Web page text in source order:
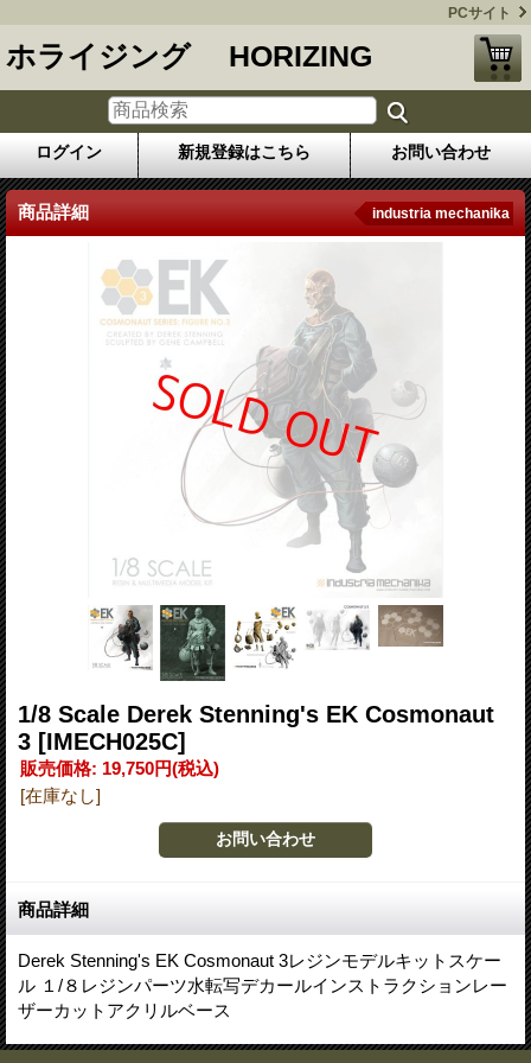
PCサイト
ホライジング HORIZING
ログイン 新規登録はこちら お問い合わせ
商品詳細 industria mechanika
1/8 Scale Derek Stenning's EK Cosmonaut
3 [IMECH025C]
販売価格: 19,750円(税込)
[在庫なし]
商品詳細
Derek Stenning's EK Cosmonaut 3レジンモデルキットスケー
ル １/８レジンパーツ水転写デカールインストラクションレー
ザーカットアクリルベース